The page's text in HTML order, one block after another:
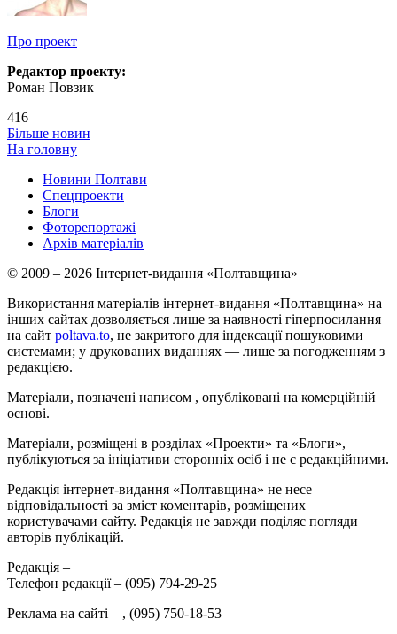
Про проект
Редактор проекту:
Роман Повзик
416
Більше новин
На головну
Новини Полтави
Спецпроекти
Блоги
Фоторепортажі
Архів матеріалів
© 2009 – 2026 Інтернет-видання «Полтавщина»
Використання матеріалів інтернет-видання «Полтавщина» на
інших сайтах дозволяється лише за наявності гіперпосилання
на сайт poltava.to, не закритого для індексації пошуковими
системами; у друкованих виданнях — лише за погодженням з
редакцією.
Матеріали, позначені написом , опубліковані на комерційній
основі.
Матеріали, розміщені в розділах «Проекти» та «Блоги»,
публікуються за ініціативи сторонніх осіб і не є редакційними.
Редакція інтернет-видання «Полтавщина» не несе
відповідальності за зміст коментарів, розміщених
користувачами сайту. Редакція не завжди поділяє погляди
авторів публікацій.
Редакція –
Телефон редакції – (095) 794-29-25
Реклама на сайті – , (095) 750-18-53